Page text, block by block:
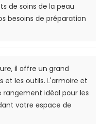
de soins de la peau
besoins de préparation
il offre un grand
et les outils. L'armoire et
idéal pour les
votre espace de